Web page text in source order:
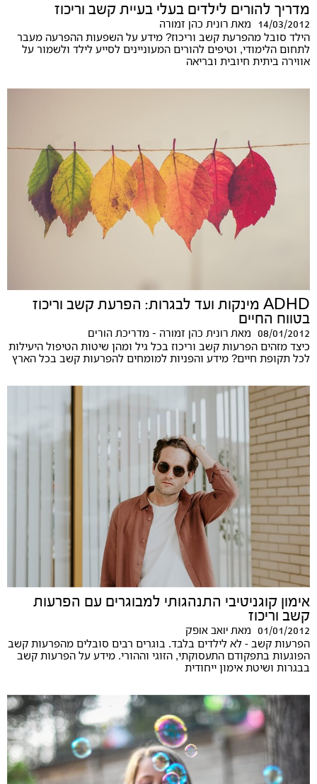
מדריך להורים לילדים בעלי בעיית קשב וריכוז
14/03/2012 מאת רונית כהן זמורה
הילד סובל מהפרעת קשב וריכוז? מידע על השפעות ההפרעה מעבר
לתחום הלימודי, וטיפים להורים המעוניינים לסייע לילד ולשמור על
אווירה ביתית חיובית ובריאה
ADHD מינקות ועד לבגרות: הפרעת קשב וריכוז
בטווח החיים
08/01/2012 מאת רונית כהן זמורה - מדריכת הורים
כיצד מזהים הפרעות קשב וריכוז בכל גיל ומהן שיטות הטיפול היעילות
לכל תקופת חיים? מידע והפניות למומחים להפרעות קשב בכל הארץ
אימון קוגניטיבי התנהגותי למבוגרים עם הפרעות
קשב וריכוז
01/01/2012 מאת יואב אופק
הפרעות קשב - לא לילדים בלבד. בוגרים רבים סובלים מהפרעות קשב
הפוגעות בתפקודם התעסוקתי, הזוגי וההורי. מידע על הפרעות קשב
בבגרות ושיטת אימון ייחודית